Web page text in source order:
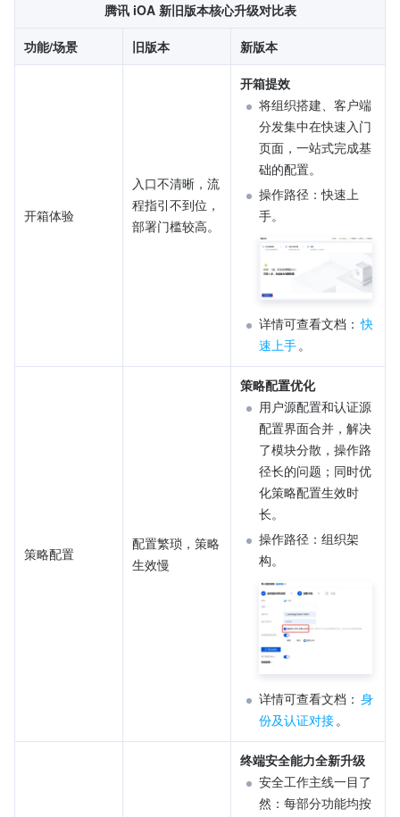
腾讯 iOA 新旧版本核心升级对比表
功能/场景 旧版本 新版本
开箱体验
入口不清晰，流
程指引不到位，
部署门槛较高。
开箱提效
将组织搭建、客户端
分发集中在快速入门
页面，一站式完成基
础的配置。
操作路径：快速上
手。
详情可查看文档： 快
速上手。
策略配置
配置繁琐，策略
生效慢
策略配置优化
用户源配置和认证源
配置界面合并，解决
了模块分散，操作路
径长的问题；同时优
化策略配置生效时
长。
操作路径：组织架
构。
详情可查看文档： 身
份及认证对接 。
终端安全能力全新升级
安全工作主线一目了
然：每部分功能均按